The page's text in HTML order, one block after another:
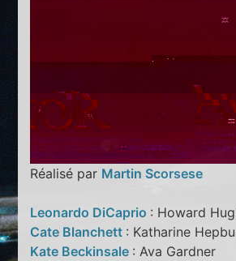
Réalisé par Martin Scorsese
Leonardo DiCaprio : Howard
Cate Blanchett : Katharine
Kate Beckinsale : Ava Gardner